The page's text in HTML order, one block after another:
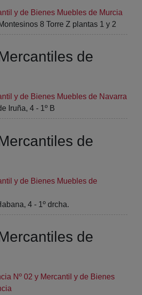
y de Bienes Muebles de Murcia
8 Torre Z plantas 1 y 2
de
y de Bienes Muebles de Navarra
Iruña, 4 - 1º B
de
y de Bienes Muebles de
4 - 1º drcha.
de
Nº 02 y Mercantil y de Bienes